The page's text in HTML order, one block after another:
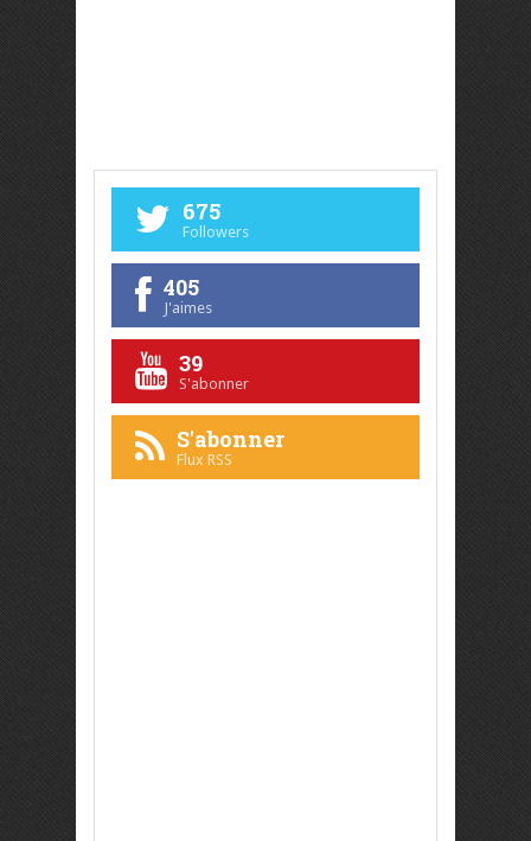
675
Followers
405
J'aimes
39
S'abonner
S'abonner
Flux RSS